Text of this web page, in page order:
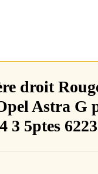
droit
Astra G
3 5ptes